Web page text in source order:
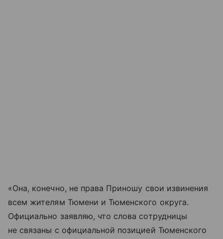
«Она, конечно, не права Приношу свои извинения
всем жителям Тюмени и Тюменского округа.
Официально заявляю, что слова сотрудницы
не связаны с официальной позицией Тюменского